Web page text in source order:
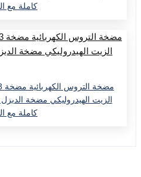
كاملة مع
الزيت الهيدروليكي مضخة
كاملة مع